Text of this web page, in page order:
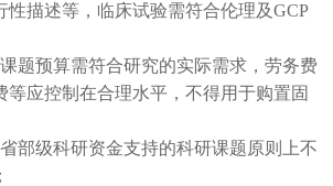
性描述等，临床试验需符合伦理及GCP
题预算需符合研究的实际需求，劳务费
等应控制在合理水平，不得用于购置固
部级科研资金支持的科研课题原则上不